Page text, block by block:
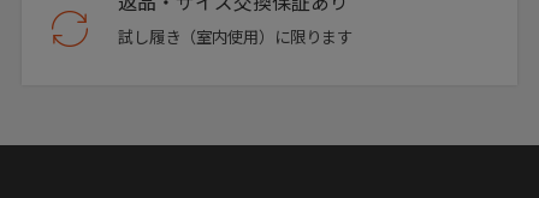
試し履き（室内使用）に限ります